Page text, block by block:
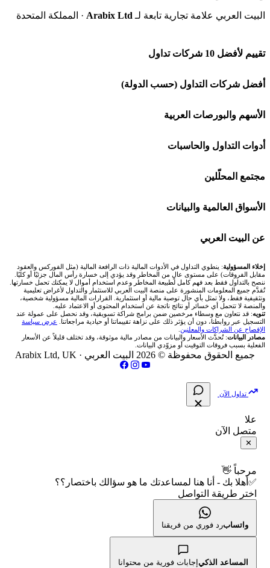
البيت العربي علامة تجارية تابعة لـ Arabix Ltd · المملكة المتحدة
تقييم لأفضل 10 شركات تداول
شركة Capital.com
افاتريد AvaTrade
اكسنس Exness
منصة بينانس
اكس تي بي XTB
انتراكتيف بروكرز IBKR
أفضل شركات التداول (حسب الدولة)
شركات تداول في السعودية
شركات تداول في الإمارات
شركات تداول في الكويت
شركات تداول في قطر
شركات تداول في الأردن
شركات تداول في العراق
شركات تداول في فلسطين
الأسهم والبورصات العربية
🌍 كل البورصات العربية
🇸🇦 السوق السعودية
🇦🇪 أسواق الإمارات
🇪🇬 البورصة المصرية
🇶🇦 بورصة قطر
🇯🇴 بورصة عمّان
🇧🇭 بورصة البحرين
فلتر الأسهم الشرعي
📋 جميع الأسهم
🕌 الأسهم الحلال
👨‍🏫 العلماء والهيئات الشرعية
أدوات التداول والحاسبات
🕌 حاسبة الزكاة
💱 محول العملات
🧮 حاسبة حجم اللوت
📊 حاسبة قيمة النقطة
💰 حاسبة ربح الفوركس
📌 حاسبة النقاط المحورية
📏 حاسبة حجم المركز
📈 حاسبة عائد التداول
📊 حاسبة الربح التراكمي
🧮 حاسبة متوسط سعر السهم
📅 التقويم الاقتصادي
🕐 أوقات عمل السوق
مجتمع المحلّلين
🧱 حائط المجتمع
🏆 لوحة المحلّلين
✍️ اكتب تحليلك
الأسواق العالمية والبيانات
🌐 المؤشرات العالمية
🥇 سعر الذهب اليوم
🥇 أسعار الذهب والمعادن
💱 أسعار العملات والفوركس
💵 سعر الريال السعودي في مصر
📅 المؤشرات الاقتصادية
عن البيت العربي
من نحن
تواصل معنا
فريق المؤلفين
مقالات تعليمية
سياسة تقييم الشركات
الإبلاغ عن شركة نصابة
شروط الاستخدام
سياسة الخصوصية
إخلاء المسؤولية: ينطوي التداول في الأدوات المالية ذات الرافعة المالية (مثل الفوركس والعقود
مقابل الفروقات) على مستوى عالٍ من المخاطر وقد يؤدي إلى خسارة رأس المال جزئيًا أو كليًا.
ننصح بالتداول فقط بعد فهم كامل لطبيعة المخاطر وعدم استخدام أموال لا يمكنك تحمل خسارتها.
تُقدَّم جميع المعلومات المنشورة على منصة البيت العربي للاستثمار والتداول لأغراض تعليمية
وتثقيفية فقط، ولا تمثل بأي حال توصية مالية أو استثمارية. القرارات المالية مسؤولية شخصية،
والمنصة لا تتحمل أي خسائر أو نتائج ناتجة عن استخدام المحتوى أو الاعتماد عليه.
تنويه: قد نتعاون مع وسطاء مرخصين ضمن برامج شراكة تسويقية، وقد نحصل على عمولة عند
التسجيل عبر روابطنا، دون أن يؤثر ذلك على نزاهة تقييماتنا أو حيادية مراجعاتنا. عرض سياسة
الإفصاح عن الشراكات والمعلنين
مصادر البيانات: تُحدَّث الأسعار والبيانات من مصادر مالية موثوقة، وقد تختلف قليلاً عن الأسعار
الفعلية بسبب فروقات التوقيت أو مزوّدي البيانات.
جميع الحقوق محفوظة © 2026 البيت العربي · Arabix Ltd, UK
تداول الآن
علا
متصل الآن
✕
مرحباً 👋
✅أهلا بك - أنا هنا لمساعدتك ما هو سؤالك باختصار؟؟
اختر طريقة التواصل
واتسابرد فوري من فريقنا
المساعد الذكيإجابات فورية من محتوانا